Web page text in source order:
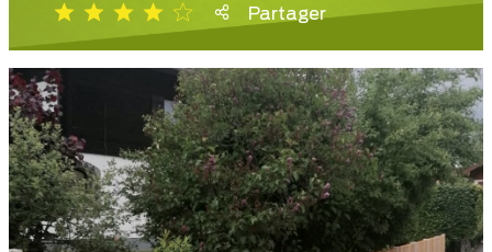
Partager